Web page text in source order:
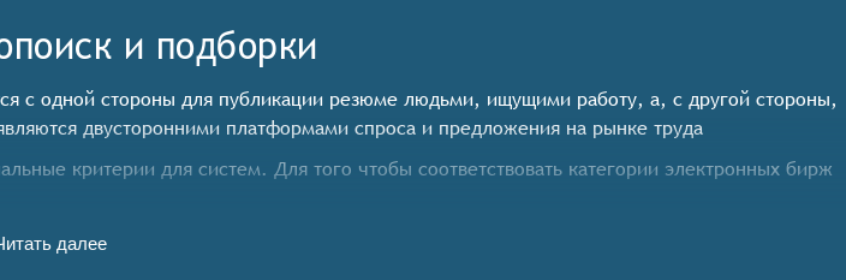
и подборки
с одной стороны для публикации резюме людьми, ищущими работу, а, с другой стороны,
двусторонними платформами спроса и предложения на рынке труда
критерии для систем. Для того чтобы соответствовать категории электронных бирж
от различных работодателей, включая государственные и частные организации.
далее